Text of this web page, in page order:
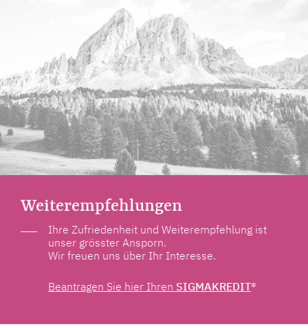
Weiterempfehlungen
Ihre Zufriedenheit und Weiterempfehlung ist
unser grösster Ansporn.
Wir freuen uns über Ihr Interesse.
Beantragen Sie hier Ihren SIGMAKREDIT®